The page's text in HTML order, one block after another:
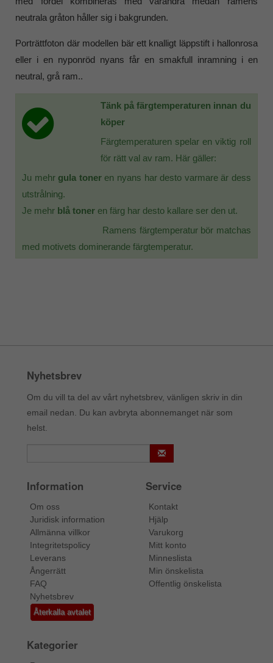
neutrala gråton håller sig i bakgrunden.
Porträttfoton där modellen bär ett knalligt läppstift i hallonrosa
eller i en nyponröd nyans får en smakfull inramning i en
neutral, grå ram..
Tänk på färgtemperaturen innan du
köper
Färgtemperaturen spelar en viktig roll
för rätt val av ram. Här gäller:
Ju mehr gula toneren nyans har desto varmare är dess
utstrålning.
Je mehr blå toner en färg har desto kallare ser den ut.
Ramens färgtemperatur bör matchas
med motivets dominerande färgtemperatur.
Nyhetsbrev
Om du vill ta del av vårt nyhetsbrev, vänligen skriv in din
email nedan. Du kan avbryta abonnemanget när som
helst.
Information
Om oss
Juridisk information
Allmänna villkor
Integritetspolicy
Leverans
Ångerrätt
FAQ
Nyhetsbrev
Återkalla avtalet
Service
Kontakt
Hjälp
Varukorg
Mitt konto
Minneslista
Min önskelista
Offentlig önskelista
Kategorier